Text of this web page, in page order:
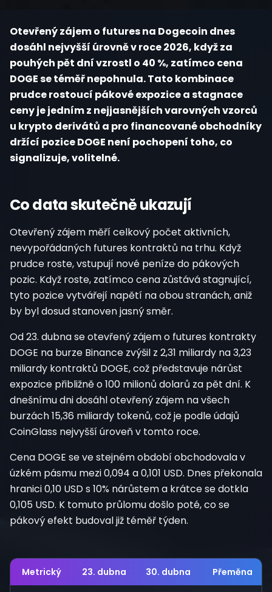
Otevřený zájem o futures na Dogecoin dnes
dosáhl nejvyšší úrovně v roce 2026, když za
pouhých pět dní vzrostl o 40 %, zatímco cena
DOGE se téměř nepohnula. Tato kombinace
prudce rostoucí pákové expozice a stagnace
ceny je jedním z nejjasnějších varovných vzorců
u krypto derivátů a pro financované obchodníky
držící pozice DOGE není pochopení toho, co
signalizuje, volitelné.
Co data skutečně ukazují
Otevřený zájem měří celkový počet aktivních,
nevypořádaných futures kontraktů na trhu. Když
prudce roste, vstupují nové peníze do pákových
pozic. Když roste, zatímco cena zůstává stagnující,
tyto pozice vytvářejí napětí na obou stranách, aniž
by byl dosud stanoven jasný směr.
Od 23. dubna se otevřený zájem o futures kontrakty
DOGE na burze Binance zvýšil z 2,31 miliardy na 3,23
miliardy kontraktů DOGE, což představuje nárůst
expozice přibližně o 100 milionů dolarů za pět dní. K
dnešnímu dni dosáhl otevřený zájem na všech
burzách 15,36 miliardy tokenů, což je podle údajů
CoinGlass nejvyšší úroveň v tomto roce.
Cena DOGE se ve stejném období obchodovala v
úzkém pásmu mezi 0,094 a 0,101 USD. Dnes překonala
hranici 0,10 USD s 10% nárůstem a krátce se dotkla
0,105 USD. K tomuto průlomu došlo poté, co se
pákový efekt budoval již téměř týden.
Metrický 23. dubna 30. dubna Přeměna